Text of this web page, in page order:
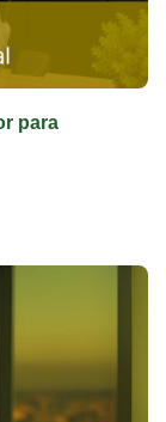
para